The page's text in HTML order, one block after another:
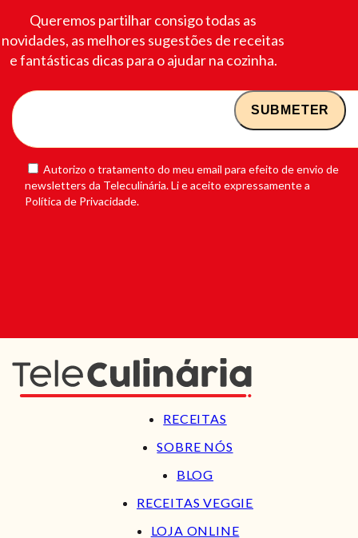
Queremos partilhar consigo todas as
novidades, as melhores sugestões de receitas
e fantásticas dicas para o ajudar na cozinha.
Autorizo o tratamento do meu email para efeito de envio de
newsletters da Teleculinária. Li e aceito expressamente a
Política de Privacidade.
RECEITAS
SOBRE NÓS
BLOG
RECEITAS VEGGIE
LOJA ONLINE